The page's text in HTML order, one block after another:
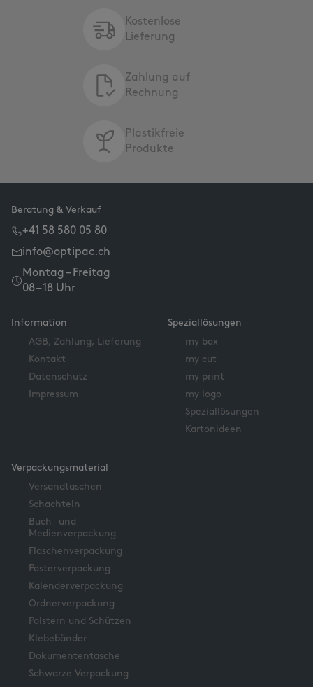
Kostenlose
Lieferung
Zahlung auf
Rechnung
Plastikfreie
Produkte
Beratung & Verkauf
+41 58 580 05 80
info@optipac.ch
Montag – Freitag
08 – 18 Uhr
Information
AGB, Zahlung, Lieferung
Kontakt
Datenschutz
Impressum
Speziallösungen
my box
my cut
my print
my logo
Speziallösungen
Kartonideen
Verpackungsmaterial
Versandtaschen
Schachteln
Buch- und
Medienverpackung
Flaschenverpackung
Posterverpackung
Kalenderverpackung
Ordnerverpackung
Polstern und Schützen
Klebebänder
Dokumententasche
Schwarze Verpackung